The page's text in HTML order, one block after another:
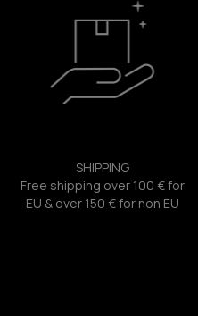
SHIPPING
Free shipping over 100 € for
EU & over 150 € for non EU